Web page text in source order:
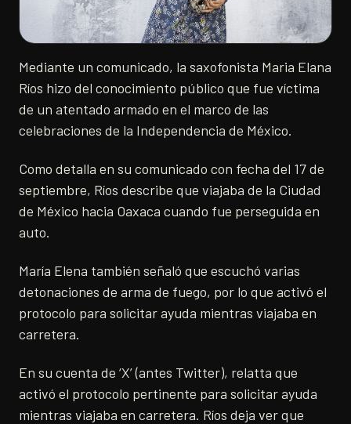
Mediante un comunicado, la saxofonista Maria Elana
Ríos hizo del conocimiento público que fue víctima
de un atentado armado en el marco de las
celebraciones de la Independencia de México.
Como detalla en su comunicado con fecha del 17 de
septiembre, Ríos describe que viajaba de la Ciudad
de México hacia Oaxaca cuando fue perseguida en
auto.
María Elena también señaló que escuchó varias
detonaciones de arma de fuego, por lo que activó el
protocolo para solicitar ayuda mientras viajaba en
carretera.
En su cuenta de ‘X’ (antes Twitter), relatta que
activó el protocolo pertinente para solicitar ayuda
mientras viajaba en carretera. Ríos deja ver que